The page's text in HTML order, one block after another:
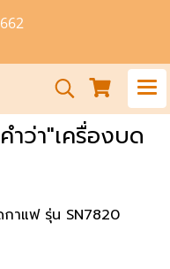
ำว่า"เครื่องบด
กาแฟ รุ่น SN7820